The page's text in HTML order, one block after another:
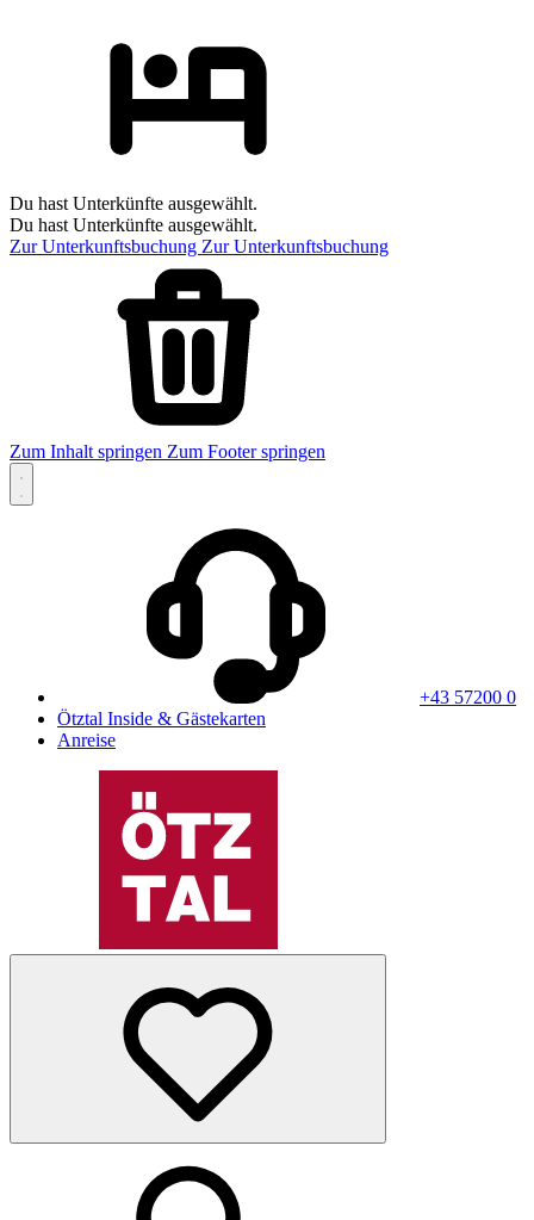
Du hast Unterkünfte ausgewählt.
Du hast Unterkünfte ausgewählt.
Zur Unterkunftsbuchung Zur Unterkunftsbuchung
Zum Inhalt springen Zum Footer springen
+43 57200 0
Ötztal Inside & Gästekarten
Anreise